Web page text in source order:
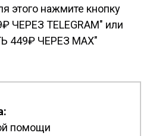
этого нажмите кнопку
ЧЕРЕЗ TELEGRAM" или
449₽ ЧЕРЕЗ MAX"
помощи